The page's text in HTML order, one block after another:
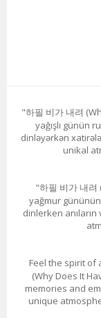
"하필 비가 내려
yağışlı günün
dinləyərkən
unikal
"하필 비가 내
yağmur
dinlerken anıların
Feel the spirit of
(Why Does It
memories and
unique